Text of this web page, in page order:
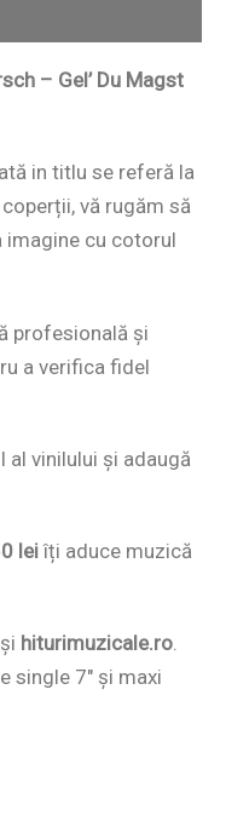
– Gel’ Du Magst
in titlu se referă la
vă rugăm să
imagine cu cotorul
profesională și
a verifica fidel
al vinilului și adaugă
leiîți aduce muzică
hiturimuzicale.ro.
single 7″ și maxi